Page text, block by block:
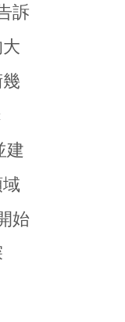
訴
建
始